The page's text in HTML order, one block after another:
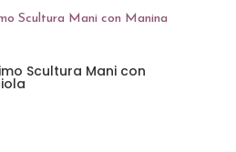
Scultura Mani con